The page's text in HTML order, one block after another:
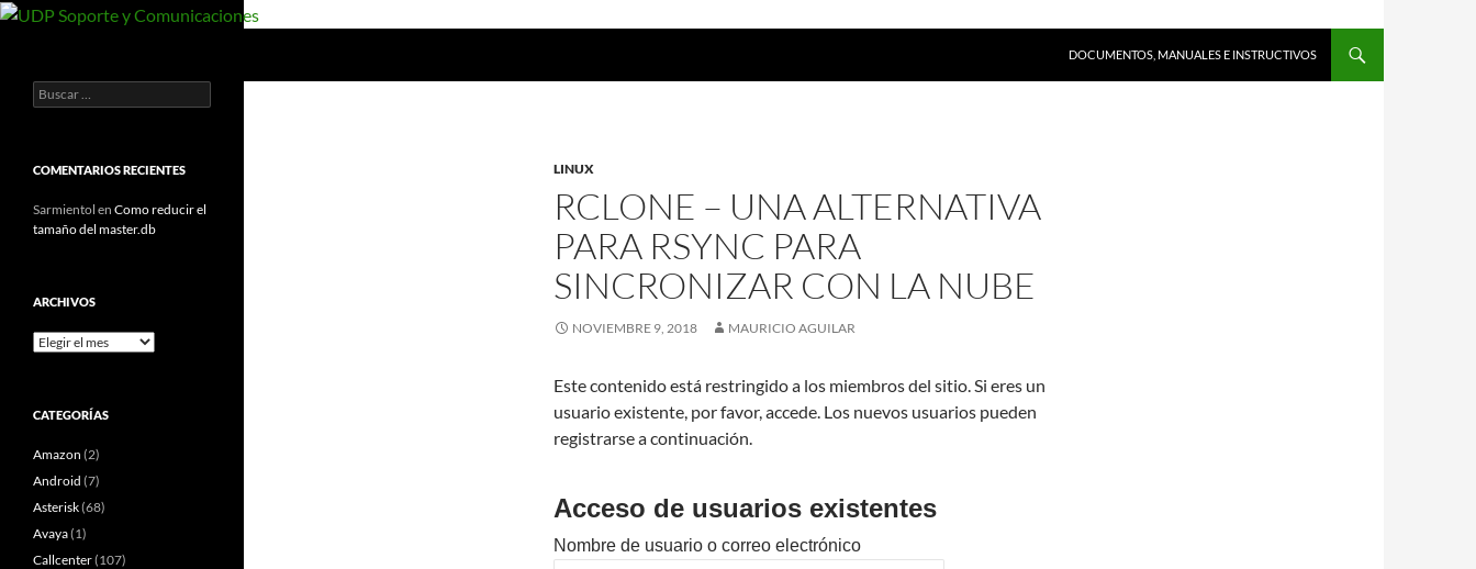
Saltar
DOCUMENTOS, MANUALES E INSTRUCTIVOS
LINUX
RCLONE – UNA ALTERNATIVA
PARA RSYNC PARA
SINCRONIZAR CON LA NUBE
NOVIEMBRE 9, 2018 MAURICIO AGUILAR
Este contenido está restringido a los miembros del sitio. Si eres un
usuario existente, por favor, accede. Los nuevos usuarios pueden
registrarse a continuación.
Acceso de usuarios existentes
Nombre de usuario o correo electrónico
Documentos y manuales de UDP
Buscar:
COMENTARIOS RECIENTES
Sarmientol en Como reducir el
tamaño del master.db
ARCHIVOS
Archivos
CATEGORÍAS
Amazon (2)
Android (7)
Asterisk(68)
Avaya(1)
Callcenter(107)